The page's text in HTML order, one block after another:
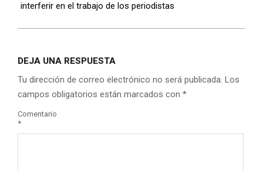
interferir en el trabajo de los periodistas
DEJA UNA RESPUESTA
Tu dirección de correo electrónico no será publicada. Los
campos obligatorios están marcados con *
Comentario
*